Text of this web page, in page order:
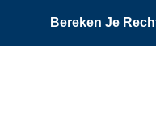
Bereken Je